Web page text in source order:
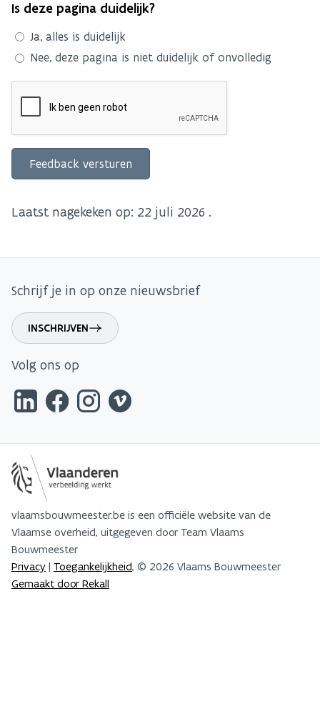
Is deze pagina duidelijk?
Ja, alles is duidelijk
Nee, deze pagina is niet duidelijk of onvolledig
Laatst nagekeken op: 22 juli 2026 .
Schrijf je in op onze nieuwsbrief
INSCHRIJVEN
Volg ons op
vlaamsbouwmeester.be is een officiële website van de
Vlaamse overheid, uitgegeven door Team Vlaams
Bouwmeester
Privacy | Toegankelijkheid, © 2026 Vlaams Bouwmeester
Gemaakt door Rekall